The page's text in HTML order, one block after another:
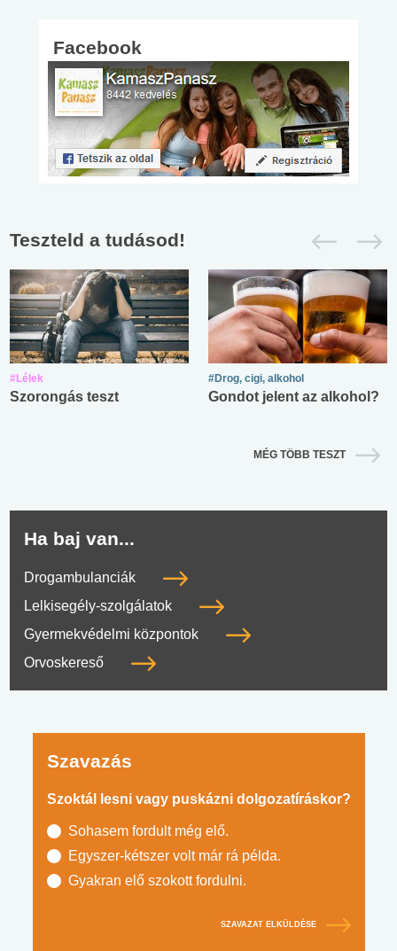
Facebook
Teszteld a tudásod!
#Lélek
Szorongás teszt
#Drog, cigi, alkohol
Gondot jelent az alkohol?
MÉG TÖBB TESZT
Ha baj van...
Drogambulanciák
Lelkisegély-szolgálatok
Gyermekvédelmi központok
Orvoskereső
Szavazás
Szoktál lesni vagy puskázni dolgozatíráskor?
Sohasem fordult még elő.
Egyszer-kétszer volt már rá példa.
Gyakran elő szokott fordulni.
SZAVAZAT ELKÜLDÉSE